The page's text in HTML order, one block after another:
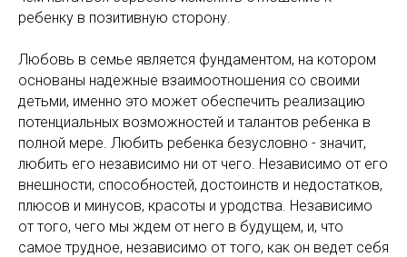
ребенку в позитивную сторону.
Любовь в семье является фундаментом, на котором
основаны надежные взаимоотношения со своими
детьми, именно это может обеспечить реализацию
потенциальных возможностей и талантов ребенка в
полной мере. Любить ребенка безусловно - значит,
любить его независимо ни от чего. Независимо от его
внешности, способностей, достоинств и недостатков,
плюсов и минусов, красоты и уродства. Независимо
от того, чего мы ждем от него в будущем, и, что
самое трудное, независимо от того, как он ведет себя